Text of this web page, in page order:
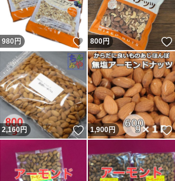
いいね！
980 円 いいね！
800円
いいね！
2,160 円 いいね！
1,900円